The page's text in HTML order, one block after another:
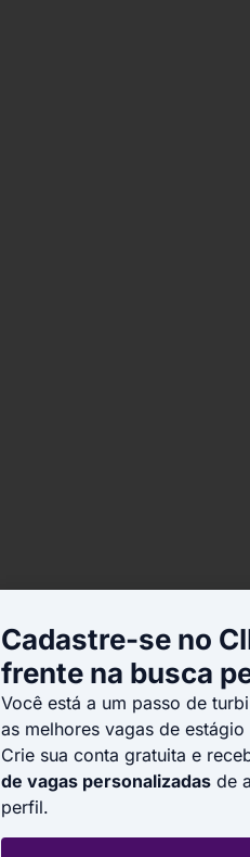
Cadastre-se no
frente na busca
Você está a um passo de
as melhores vagas de
Crie sua conta gratuita e
de vagas personalizadas de
perfil.